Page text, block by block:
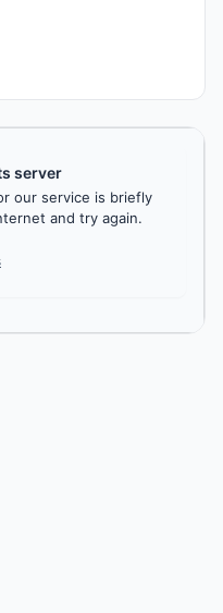
server
our service is briefly
and try again.